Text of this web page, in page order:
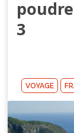
3
VOYAGE